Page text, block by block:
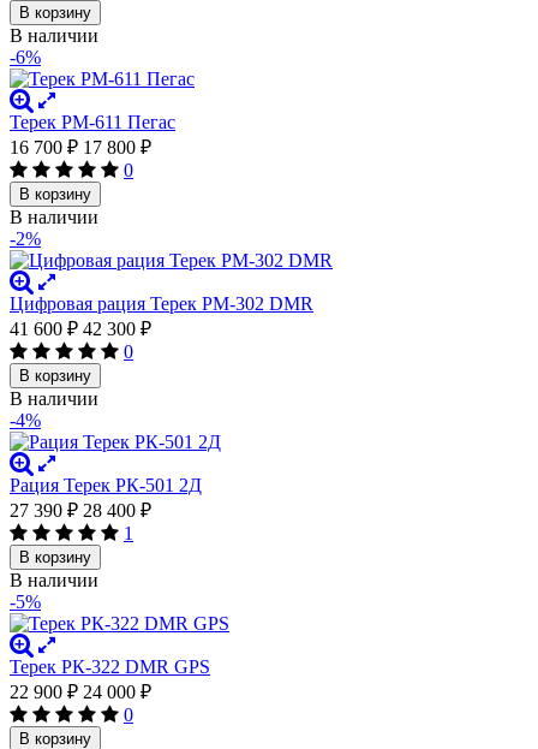
В корзину
В наличии
-6%
Терек РМ-611 Пегас
16 700 ₽ 17 800 ₽
0
В корзину
В наличии
-2%
Цифровая рация Терек РМ-302 DMR
41 600 ₽ 42 300 ₽
0
В корзину
В наличии
-4%
Рация Терек РК-501 2Д
27 390 ₽ 28 400 ₽
1
В корзину
В наличии
-5%
Терек РК-322 DMR GPS
22 900 ₽ 24 000 ₽
0
В корзину